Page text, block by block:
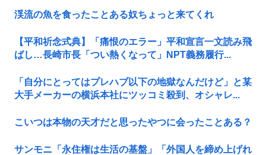
渓流の魚を食ったことある奴ちょっと来てくれ
【平和祈念式典】「痛恨のエラー」平和宣言一文読み飛
ばし…長崎市長「つい熱くなって」NPT義務履行...
「自分にとってはプレハブ以下の地獄なんだけど」と某
大手メーカーの横浜本社にツッコミ殺到、オシャレ...
こいつは本物の天才だと思ったやつに会ったことある？
サンモニ「永住権は生活の基盤」「外国人を締め上げれ